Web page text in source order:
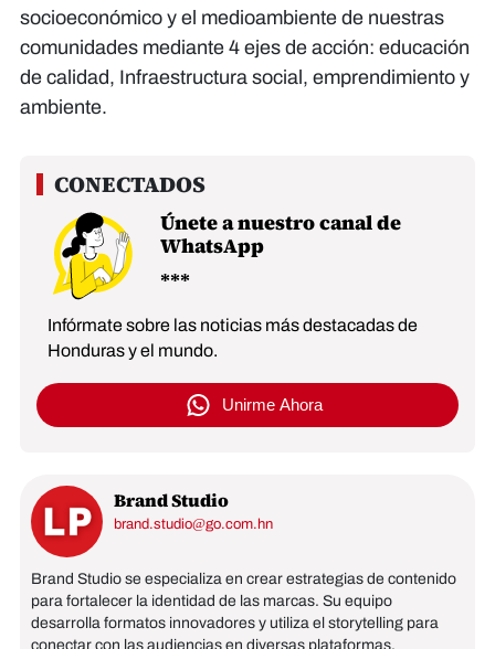
socioeconómico y el medioambiente de nuestras
comunidades mediante 4 ejes de acción: educación
de calidad, Infraestructura social, emprendimiento y
ambiente.
Únete a nuestro canal de
WhatsApp
Infórmate sobre las noticias más destacadas de
Honduras y el mundo.
Unirme Ahora
Brand Studio
brand.studio@go.com.hn
Brand Studio se especializa en crear estrategias de contenido
para fortalecer la identidad de las marcas. Su equipo
desarrolla formatos innovadores y utiliza el storytelling para
conectar con las audiencias en diversas plataformas,